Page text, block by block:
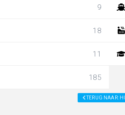
9
18
11
185
TERUG NAAR: